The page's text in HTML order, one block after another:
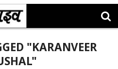
"KARANVEER